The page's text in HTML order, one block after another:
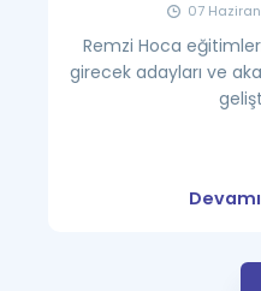
07
Remzi Hoca
girecek adayları ve